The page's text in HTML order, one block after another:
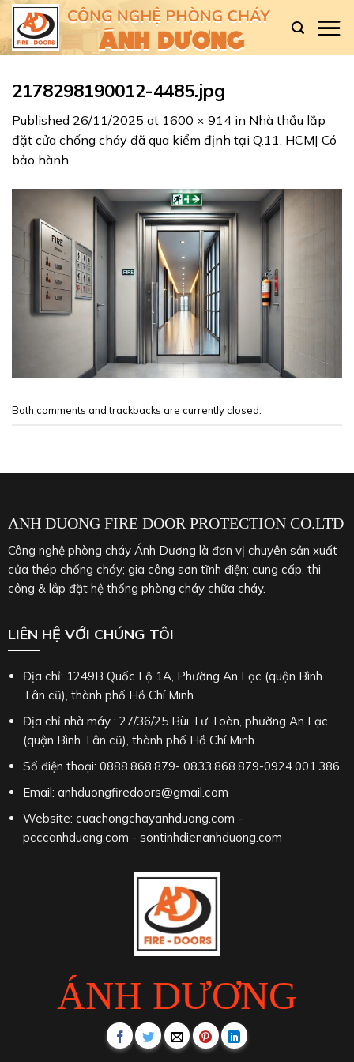
Skip
content
2178298190012-4485.jpg
Published 26/11/2025 at 1600 × 914 in Nhà thầu lắp
đặt cửa chống cháy đã qua kiểm định tại Q.11, HCM| Có
bảo hành
Both comments and trackbacks are currently closed.
ANH DUONG FIRE DOOR PROTECTION CO.LTD
Công nghệ phòng cháy Ánh Dương là đơn vị chuyên sản xuất
cửa thép chống cháy; gia công sơn tĩnh điện; cung cấp, thi
công & lắp đặt hệ thống phòng cháy chữa cháy.
ÁNH DƯƠNG
LIÊN HỆ VỚI CHÚNG TÔI
Địa chỉ: 1249B Quốc Lộ 1A, Phường An Lạc (quận Bình
Tân cũ), thành phố Hồ Chí Minh
Địa chỉ nhà máy : 27/36/25 Bùi Tư Toàn, phường An Lạc
(quận Bình Tân cũ), thành phố Hồ Chí Minh
Số điện thoại: 0888.868.879- 0833.868.879-0924.001.386
Email: anhduongfiredoors@gmail.com
Website: cuachongchayanhduong.com -
pcccanhduong.com - sontinhdienanhduong.com